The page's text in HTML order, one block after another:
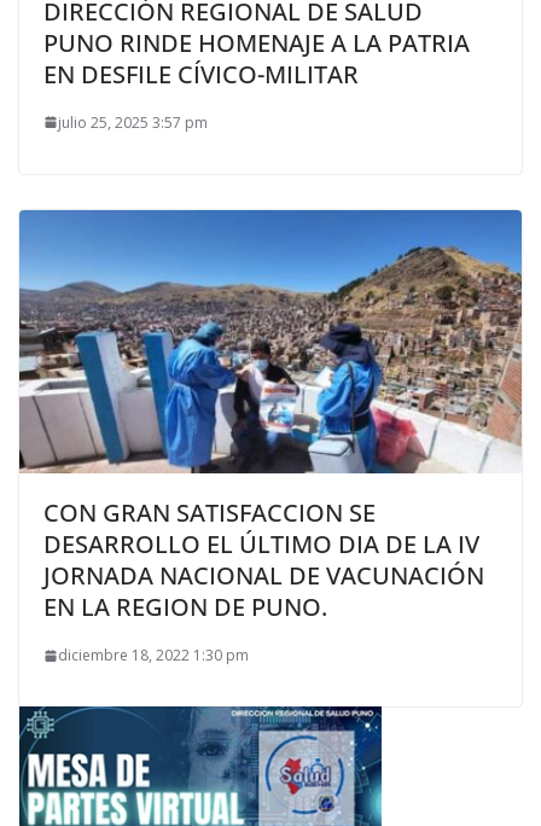
DIRECCIÓN REGIONAL DE SALUD
PUNO RINDE HOMENAJE A LA PATRIA
EN DESFILE CÍVICO-MILITAR
julio 25, 2025 3:57 pm
CON GRAN SATISFACCION SE
DESARROLLO EL ÚLTIMO DIA DE LA IV
JORNADA NACIONAL DE VACUNACIÓN
EN LA REGION DE PUNO.
diciembre 18, 2022 1:30 pm